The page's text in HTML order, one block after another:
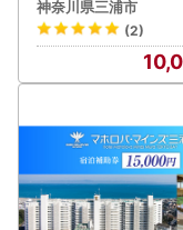
【ワンストップ特例
住所：鹿児島県南
宛先：三浦市ふる
※三浦市では、ワン
ます。
ント
神奈川県三浦市
(2)